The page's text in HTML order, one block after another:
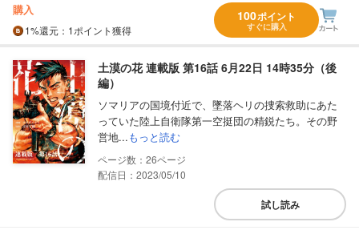
購入
1%還元 ：1ポイント獲得
100ポイント
すぐに購入
土漠の花 連載版 第16話 6月22日 14時35分（後
編）
ソマリアの国境付近で、墜落ヘリの捜索救助にあた
っていた陸上自衛隊第一空挺団の精鋭たち。その野
営地...もっと読む
26
配信日：2023/05/10
試し読み